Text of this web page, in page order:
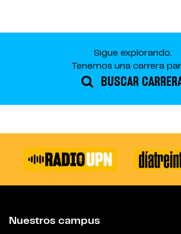
Sigue explorando.
Tenemos una carrera
BUSCAR
Nuestros campus